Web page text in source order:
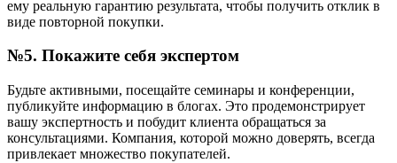
ему реальную гарантию результата, чтобы получить отклик в
виде повторной покупки.
№5. Покажите себя экспертом
Будьте активными, посещайте семинары и конференции,
публикуйте информацию в блогах. Это продемонстрирует
вашу экспертность и побудит клиента обращаться за
консультациями. Компания, которой можно доверять, всегда
привлекает множество покупателей.